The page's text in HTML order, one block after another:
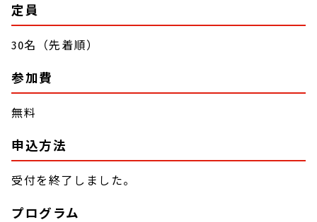
定員
30名（先着順）
参加費
無料
申込方法
受付を終了しました。
プログラム